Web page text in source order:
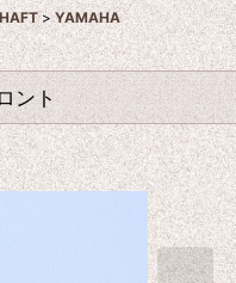
> YAMAHA
ント